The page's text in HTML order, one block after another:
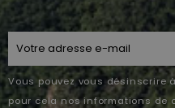
Vous pouvez vous désinscrire
pour cela nos informations